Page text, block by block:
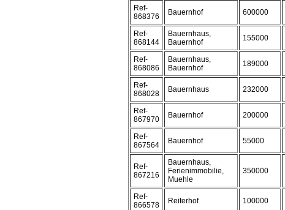
Ref-
868376
Bauernhof 600000
Ref-
868144
Bauernhaus,
Bauernhof
155000
Ref-
868086
Bauernhaus,
Bauernhof
189000
Ref-
868028
Bauernhaus 232000
Ref-
867970
Bauernhof 200000
Ref-
867564
Bauernhof 55000
Ref-
867216
Bauernhaus,
Ferienimmobilie,
Muehle
350000
Ref-
866578
Reiterhof 100000